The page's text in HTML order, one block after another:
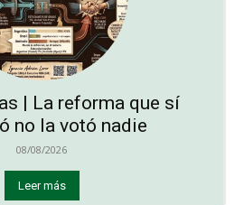
| La reforma que sí
no la votó nadie
08/08/2026
Leer más